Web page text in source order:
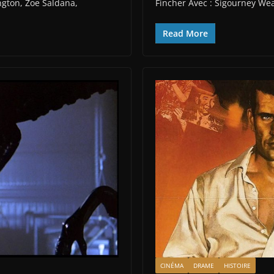
Zoe Saldana, Fincher Avec : Sigourney
Read More
CINÉMA DRAME HISTOIRE